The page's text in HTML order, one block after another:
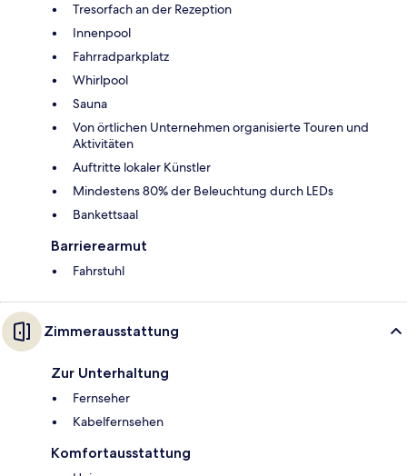
Tresorfach an der Rezeption
Innenpool
Fahrradparkplatz
Whirlpool
Sauna
Von örtlichen Unternehmen organisierte Touren und
Aktivitäten
Auftritte lokaler Künstler
Mindestens 80% der Beleuchtung durch LEDs
Bankettsaal
Barrierearmut
Fahrstuhl
Zimmerausstattung
Zur Unterhaltung
Fernseher
Kabelfernsehen
Komfortausstattung